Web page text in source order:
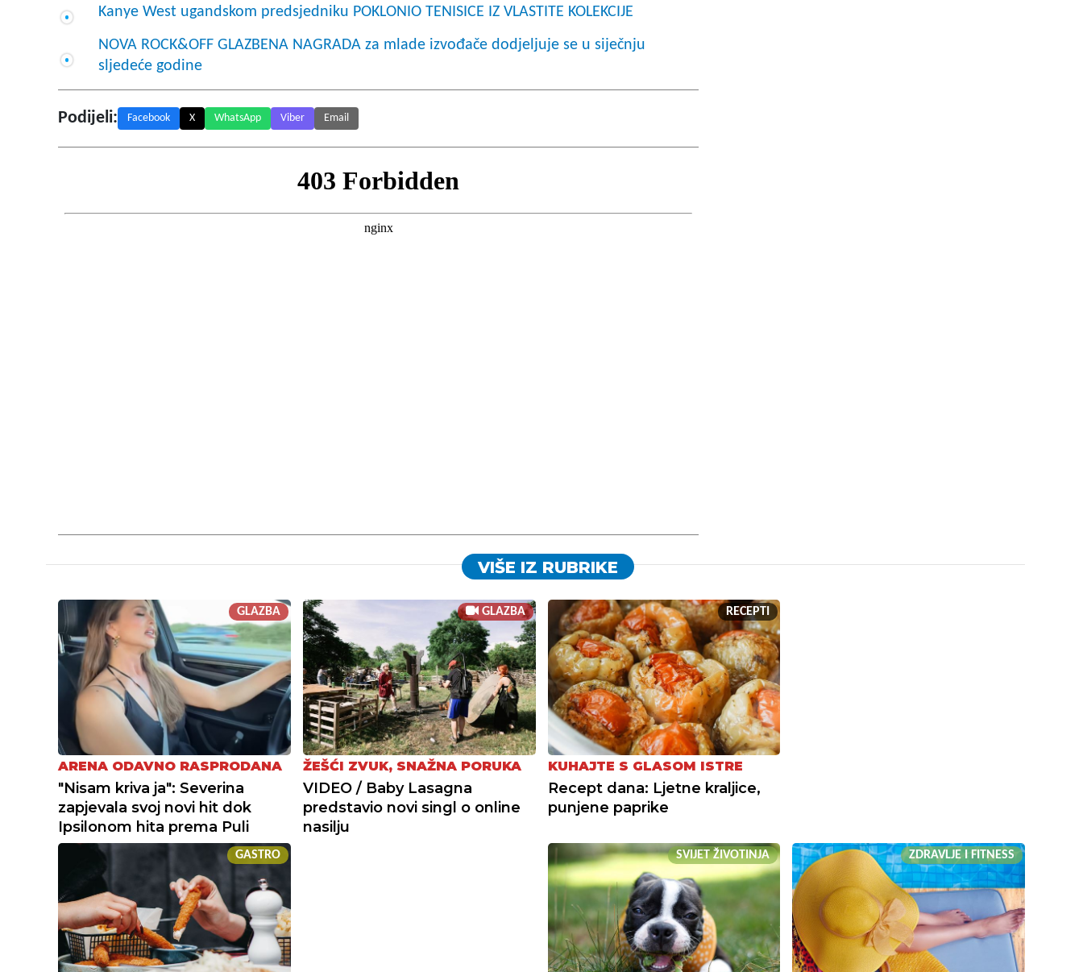
Kanye West ugandskom predsjedniku POKLONIO TENISICE IZ VLASTITE KOLEKCIJE
NOVA ROCK&OFF GLAZBENA NAGRADA za mlade izvođače dodjeljuje se u siječnju
sljedeće godine
Podijeli: Facebook X WhatsApp Viber Email
VIŠE IZ RUBRIKE
GLAZBA
ARENA ODAVNO RASPRODANA
"Nisam kriva ja": Severina
zapjevala svoj novi hit dok
Ipsilonom hita prema Puli
GLAZBA
ŽEŠĆI ZVUK, SNAŽNA PORUKA
VIDEO / Baby Lasagna
predstavio novi singl o online
nasilju
RECEPTI
KUHAJTE S GLASOM ISTRE
Recept dana: Ljetne kraljice,
punjene paprike
GASTRO SVIJET ŽIVOTINJA ZDRAVLJE I FITNESS